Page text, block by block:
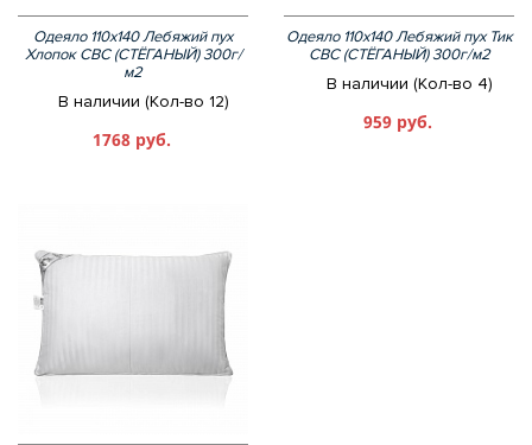
Одеяло 110х140 Лебяжий пух
Хлопок СВС (СТЁГАНЫЙ) 300г/
м2
В наличии (Кол-во 12)
1768 руб.
Одеяло 110х140 Лебяжий пух Тик
СВС (СТЁГАНЫЙ) 300г/м2
В наличии (Кол-во 4)
959 руб.